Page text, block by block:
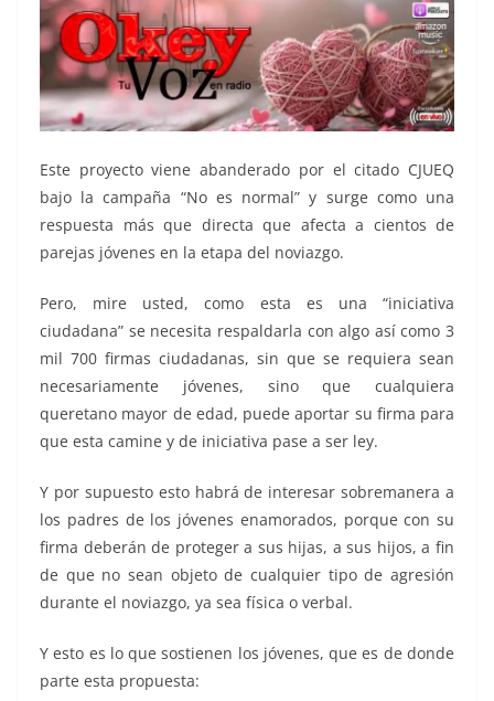
Este proyecto viene abanderado por el citado CJUEQ
bajo la campaña “No es normal” y surge como una
respuesta más que directa que afecta a cientos de
parejas jóvenes en la etapa del noviazgo.
Pero, mire usted, como esta es una “iniciativa
ciudadana” se necesita respaldarla con algo así como 3
mil 700 firmas ciudadanas, sin que se requiera sean
necesariamente jóvenes, sino que cualquiera
queretano mayor de edad, puede aportar su firma para
que esta camine y de iniciativa pase a ser ley.
Y por supuesto esto habrá de interesar sobremanera a
los padres de los jóvenes enamorados, porque con su
firma deberán de proteger a sus hijas, a sus hijos, a fin
de que no sean objeto de cualquier tipo de agresión
durante el noviazgo, ya sea física o verbal.
Y esto es lo que sostienen los jóvenes, que es de donde
parte esta propuesta: